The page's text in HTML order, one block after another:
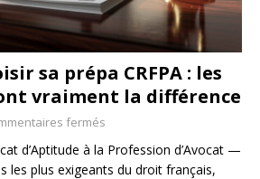
sa prépa CRFPA : les
vraiment la différence
fermés
d’Aptitude à la Profession d’Avocat —
les plus exigeants du droit français,